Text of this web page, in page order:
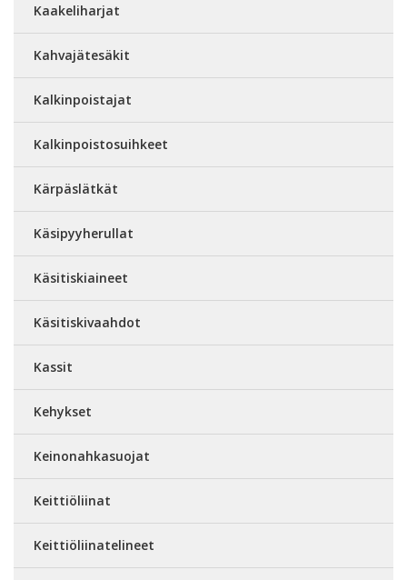
Kaakeliharjat
Kahvajätesäkit
Kalkinpoistajat
Kalkinpoistosuihkeet
Kärpäslätkät
Käsipyyherullat
Käsitiskiaineet
Käsitiskivaahdot
Kassit
Kehykset
Keinonahkasuojat
Keittiöliinat
Keittiöliinatelineet